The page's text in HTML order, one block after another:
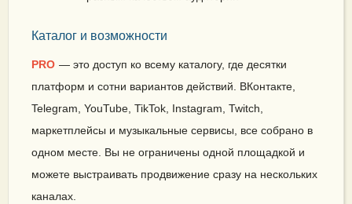
Каталог и возможности
PRO — это доступ ко всему каталогу, где десятки
платформ и сотни вариантов действий. ВКонтакте,
Telegram, YouTube, TikTok, Instagram, Twitch,
маркетплейсы и музыкальные сервисы, все собрано в
одном месте. Вы не ограничены одной площадкой и
можете выстраивать продвижение сразу на нескольких
каналах.